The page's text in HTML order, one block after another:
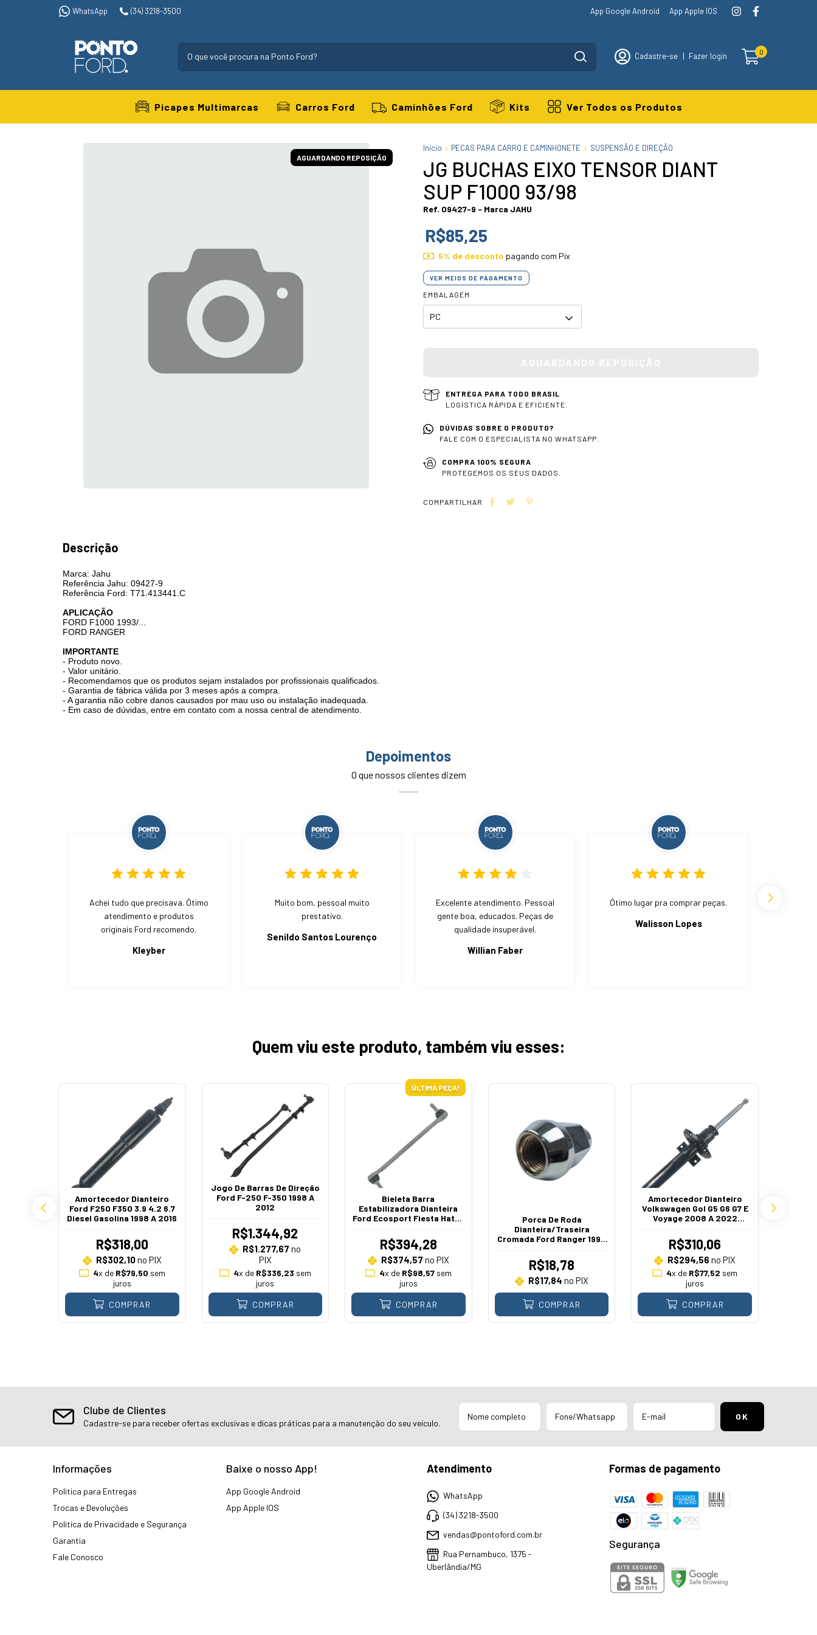
WhatsApp (34) 3218-3500 App Google Android App Apple IOS
Cadastre-se | Fazer login 0
Picapes Multimarcas Carros Ford Caminhões Ford Kits Ver Todos os Produtos
AGUARDANDO REPOSIÇÃO
Início PECAS PARA CARRO E CAMINHONETE SUSPENSÃO E DIREÇÃO
JG BUCHAS EIXO TENSOR DIANT
SUP F1000 93/98
Ref. 09427-9 - Marca JAHU
R$85,25
5% de desconto pagando com Pix
VER MEIOS DE PAGAMENTO
EMBALAGEM
ENTREGA PARA TODO BRASIL
LOGÍSTICA RÁPIDA E EFICIENTE.
DÚVIDAS SOBRE O PRODUTO?
FALE COM O ESPECIALISTA NO WHATSAPP.
COMPRA 100% SEGURA
PROTEGEMOS OS SEUS DADOS.
COMPARTILHAR
Descrição
Marca: Jahu
Referência Jahu: 09427-9
Referência Ford: T71.413441.C
APLICAÇÃO
FORD F1000 1993/...
FORD RANGER
IMPORTANTE
- Produto novo.
- Valor unitário.
- Recomendamos que os produtos sejam instalados por profissionais qualificados.
- Garantia de fábrica válida por 3 meses após a compra.
- A garantia não cobre danos causados por mau uso ou instalação inadequada.
- Em caso de dúvidas, entre em contato com a nossa central de atendimento.
Depoimentos
O que nossos clientes dizem
Achei tudo que precisava. Ótimo
atendimento e produtos
originais Ford recomendo.
Kleyber
Muito bom, pessoal muito
prestativo.
Senildo Santos Lourenço
Excelente atendimento. Pessoal
gente boa, educados. Peças de
qualidade insuperável.
Willian Faber
Ótimo lugar pra comprar peças.
Walisson Lopes
Quem viu este produto, também viu esses:
Amortecedor Dianteiro
Ford F250 F350 3.9 4.2 6.7
Diesel Gasolina 1998 A 2016
R$318,00
R$302,10no PIX
4x de R$79,50 sem
juros
COMPRAR
Jogo De Barras De Direção
Ford F-250 F-350 1998 A
2012
R$1.344,92
R$1.277,67 no
PIX
4x de R$336,23 sem
juros
COMPRAR
ÚLTIMA PEÇA!
Bieleta Barra
Estabilizadora Dianteira
Ford Ecosport Fiesta Hatch
2010 A 2021 1.0 1.5 1.6 2.0
R$394,28
R$374,57 no PIX
4x de R$98,57sem
juros
COMPRAR
Porca De Roda
Dianteira/Traseira
Cromada Ford Ranger 1998
R$18,78
R$17,84 no PIX
COMPRAR
Amortecedor Dianteiro
Volkswagen Gol G5 G6 G7 E
Voyage 2008 A 2022
R$310,06
R$294,56 no PIX
4x de R$77,52 sem
juros
COMPRAR
Clube de Clientes
Cadastre-se para receber ofertas exclusivas e dicas práticas para a manutenção do seu veículo.
Informações
Politica para Entregas
Trocas e Devoluções
Politica de Privacidade e Segurança
Garantia
Fale Conosco
Baixe o nosso App!
App Google Android
App Apple IOS
Atendimento
WhatsApp
(34) 3218-3500
vendas@pontoford.com.br
Rua Pernambuco, 1375 -
Uberlândia/MG
Formas de pagamento
Segurança